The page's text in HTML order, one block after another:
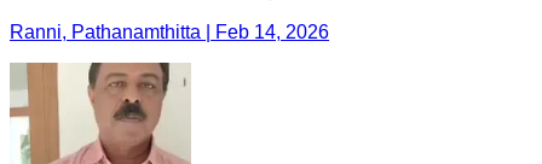
Ranni, Pathanamthitta | Feb 14, 2026